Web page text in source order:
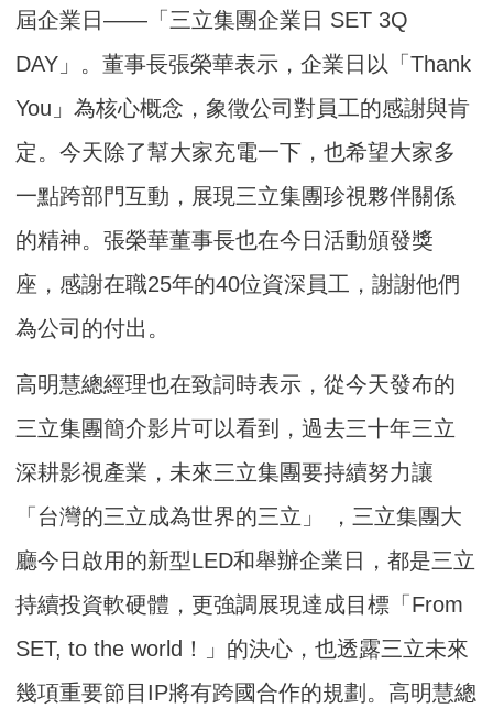
屆企業日——「三立集團企業日 SET 3Q
DAY」。董事長張榮華表示，企業日以「Thank
You」為核心概念，象徵公司對員工的感謝與肯
定。今天除了幫大家充電一下，也希望大家多
一點跨部門互動，展現三立集團珍視夥伴關係
的精神。張榮華董事長也在今日活動頒發獎
座，感謝在職25年的40位資深員工，謝謝他們
為公司的付出。
高明慧總經理也在致詞時表示，從今天發布的
三立集團簡介影片可以看到，過去三十年三立
深耕影視產業，未來三立集團要持續努力讓
「台灣的三立成為世界的三立」 ，三立集團大
廳今日啟用的新型LED和舉辦企業日，都是三立
持續投資軟硬體，更強調展現達成目標「From
SET, to the world！」的決心，也透露三立未來
幾項重要節目IP將有跨國合作的規劃。高明慧總